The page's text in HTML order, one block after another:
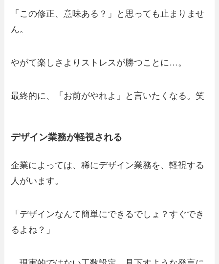
「この修正、意味ある？」と思っても止まりませ
ん。
やがて楽しさよりストレスが勝つことに…。
最終的に、「お前がやれよ」と言いたくなる。笑
デザイン業務が軽視される
企業によっては、稀にデザイン業務を、軽視する
人がいます。
「デザインなんて簡単にできるでしょ？すぐでき
るよね？」